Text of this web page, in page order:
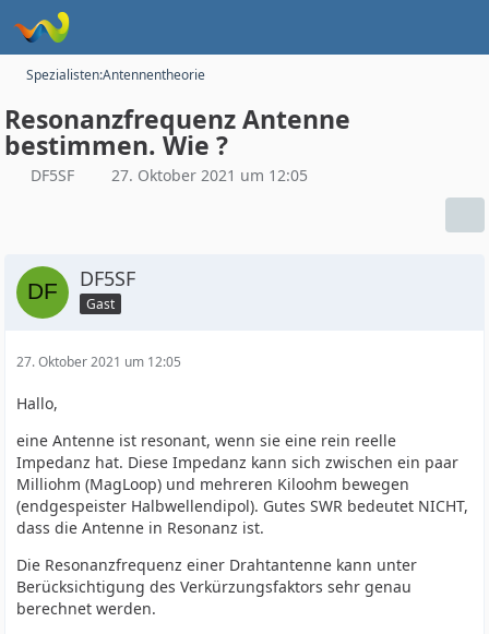
Spezialisten:Antennentheorie
Resonanzfrequenz Antenne
bestimmen. Wie ?
DF5SF 27. Oktober 2021 um 12:05
DF5SF
Gast
27. Oktober 2021 um 12:05
Hallo,
eine Antenne ist resonant, wenn sie eine rein reelle
Impedanz hat. Diese Impedanz kann sich zwischen ein paar
Milliohm (MagLoop) und mehreren Kiloohm bewegen
(endgespeister Halbwellendipol). Gutes SWR bedeutet NICHT,
dass die Antenne in Resonanz ist.
Die Resonanzfrequenz einer Drahtantenne kann unter
Berücksichtigung des Verkürzungsfaktors sehr genau
berechnet werden.